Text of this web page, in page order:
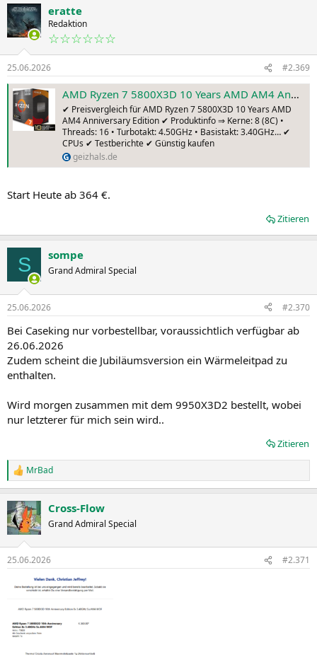
k
t
i
n
e
n
:
eratte
Redaktion
☆☆☆☆☆☆
25.06.2026 #2.369
AMD Ryzen 7 5800X3D 10 Years AMD AM4 Anniversary Edition ab € 364,00 (2026) | Preisvergleich Geizhals Deutschland
✔ Preisvergleich für AMD Ryzen 7 5800X3D 10 Years AMD
AM4 Anniversary Edition ✔ Produktinfo ⇒ Kerne: 8 (8C) •
Threads: 16 • Turbotakt: 4.50GHz • Basistakt: 3.40GHz… ✔
CPUs ✔ Testberichte ✔ Günstig kaufen
geizhals.de
Start Heute ab 364 €.
Zitieren
S sompe
Grand Admiral Special
25.06.2026 #2.370
Bei Caseking nur vorbestellbar, voraussichtlich verfügbar ab
26.06.2026
Zudem scheint die Jubiläumsversion ein Wärmeleitpad zu
enthalten.
Wird morgen zusammen mit dem 9950X3D2 bestellt, wobei
nur letzterer für mich sein wird..
Zitieren
R
e
k
t
i
e
MrBad
Cross-Flow
Grand Admiral Special
25.06.2026 #2.371